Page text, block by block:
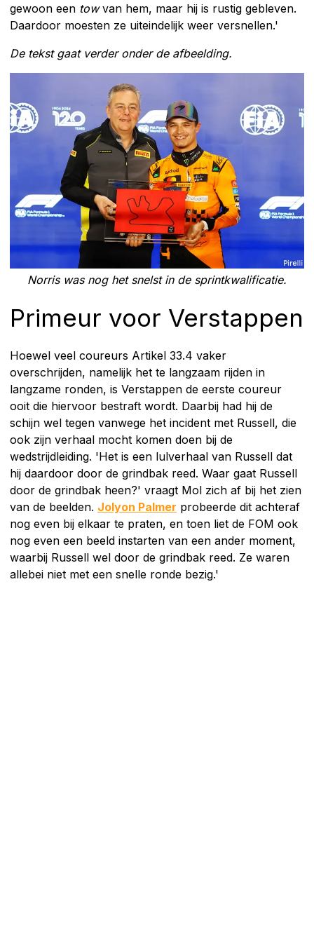
gewoon een towvan hem, maar hij is rustig gebleven.
Daardoor moesten ze uiteindelijk weer versnellen.'
De tekst gaat verder onder de afbeelding.
Norris was nog het snelst in de sprintkwalificatie.
Primeur voor Verstappen
Hoewel veel coureurs Artikel 33.4 vaker
overschrijden, namelijk het te langzaam rijden in
langzame ronden, is Verstappen de eerste coureur
ooit die hiervoor bestraft wordt. Daarbij had hij de
schijn wel tegen vanwege het incident met Russell, die
ook zijn verhaal mocht komen doen bij de
wedstrijdleiding. 'Het is een lulverhaal van Russell dat
hij daardoor door de grindbak reed. Waar gaat Russell
door de grindbak heen?' vraagt Mol zich af bij het zien
van de beelden. Jolyon Palmer probeerde dit achteraf
nog even bij elkaar te praten, en toen liet de FOM ook
nog even een beeld instarten van een ander moment,
waarbij Russell wel door de grindbak reed. Ze waren
allebei niet met een snelle ronde bezig.'